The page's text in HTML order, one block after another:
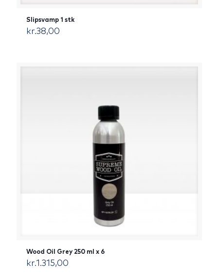
Slipsvamp 1 stk
kr.38,00
Wood Oil Grey 250 ml x 6
kr.1.315,00